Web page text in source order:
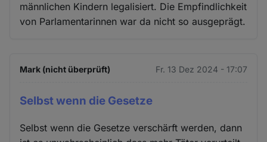
männlichen Kindern legalisiert. Die Empfindlichkeit
von Parlamentarinnen war da nicht so ausgeprägt.
Mark (nicht überprüft) Fr. 13 Dez 2024 - 17:07
Selbst wenn die Gesetze
Selbst wenn die Gesetze verschärft werden, dann